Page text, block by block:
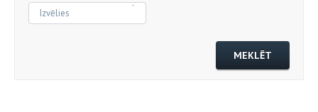
Izvēlies